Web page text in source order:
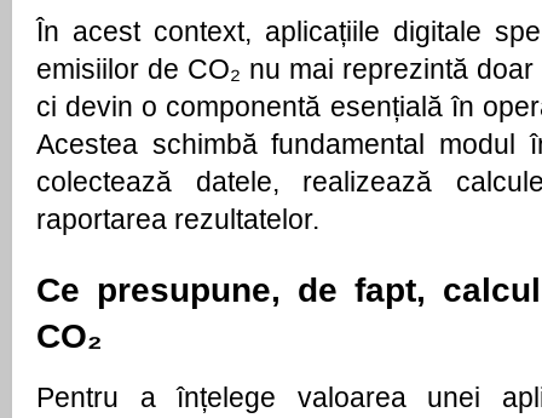
În acest context, aplicațiile digitale
emisiilor de CO₂ nu mai reprezintă
ci devin o componentă esențială în
Acestea schimbă fundamental modul
colectează datele, realizează
raportarea rezultatelor.
Ce presupune, de fapt,
CO₂
Pentru a înțelege valoarea unei